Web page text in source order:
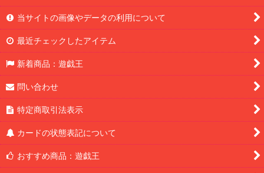
当サイトの画像やデータの利用について
最近チェックしたアイテム
新着商品：遊戯王
問い合わせ
特定商取引法表示
カードの状態表記について
おすすめ商品：遊戯王